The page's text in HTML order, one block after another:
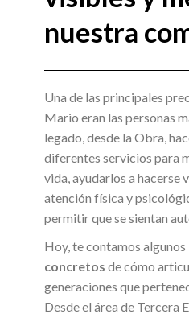
nuestra
Una de las principales
Mario eran las personas
legado, desde la Obra,
diferentes servicios para
vida, ayudarlos a hacerse
atención física y
permitir que se sientan
Hoy, te contamos algunos
concretos de cómo
generaciones que
Desde el área de Tercera